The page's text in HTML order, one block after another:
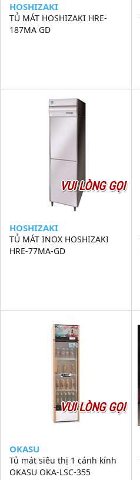
HOSHIZAKI
TỦ MÁT HOSHIZAKI HRE-
187MA GD
VUI LÒNG GỌI
HOSHIZAKI
TỦ MÁT INOX HOSHIZAKI
HRE-77MA-GD
VUI LÒNG GỌI
OKASU
Tủ mát siêu thị 1 cánh kính
OKASU OKA-LSC-355